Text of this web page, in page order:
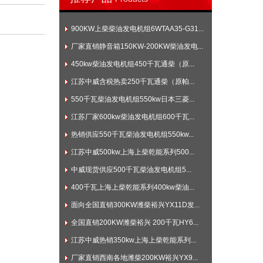
900KW上柴柴油发电机组6WTAA35-G31...
厂家直销静音箱150KW-200KW柴油发电...
450kw柴油发电机组450千瓦通柴（原...
江苏中威含税热卖250千瓦通柴（原帕...
550千瓦柴油发电机组550kw日本三菱...
江苏厂家600kw柴油发电机组600千瓦...
热销供应550千瓦柴油发电机组550kw...
江苏中威500kw上海上柴乾能系列500...
中威现货供应500千瓦柴油发电机组5...
400千瓦上海上柴乾能系列400kw柴油...
面向全国直销300KW潍柴裕兴YX11D发...
全国直销200KW潍柴裕兴 200千瓦HY6...
江苏中威热销350kw上海上柴乾能系列...
厂家直销西南各地潍柴200KW裕兴YX9...